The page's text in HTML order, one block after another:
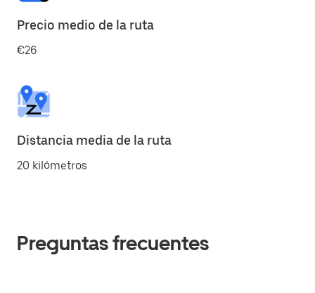
Precio medio de la ruta
€26
Distancia media de la ruta
20 kilómetros
Preguntas frecuentes